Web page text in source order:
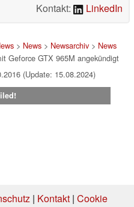
Kontakt:
LinkedIn
> News> Newsarchiv> News
Geforce GTX 965M angekündigt
(Update: 15.08.2024)
| Kontakt| Cookie